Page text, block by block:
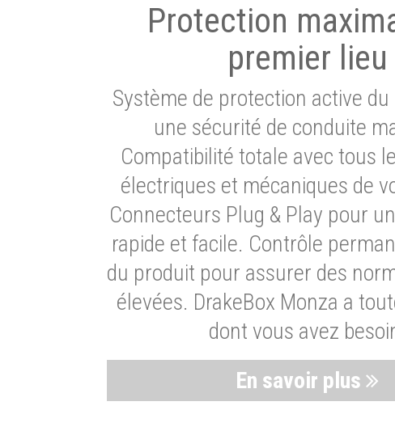
Protection
premier lieu
Système de protection active
une sécurité de conduite
Compatibilité totale avec tous
électriques et mécaniques de
Connecteurs Plug & Play pour
rapide et facile. Contrôle
du produit pour assurer des
élevées. DrakeBox Monza a
dont vous avez
En savoir plus